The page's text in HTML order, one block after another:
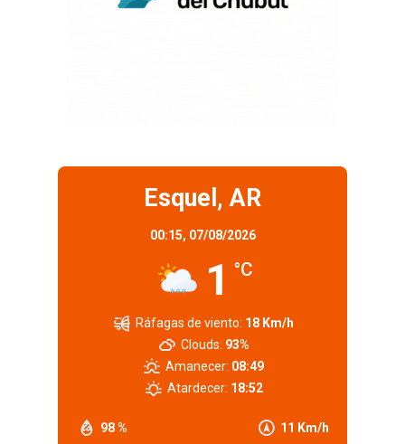
Esquel, AR
00:15, 07/08/2026
1 °C
98 % 11 Km/h
Ráfagas de viento: 18 Km/h
Clouds: 93%
Amanecer: 08:49
Atardecer: 18:52